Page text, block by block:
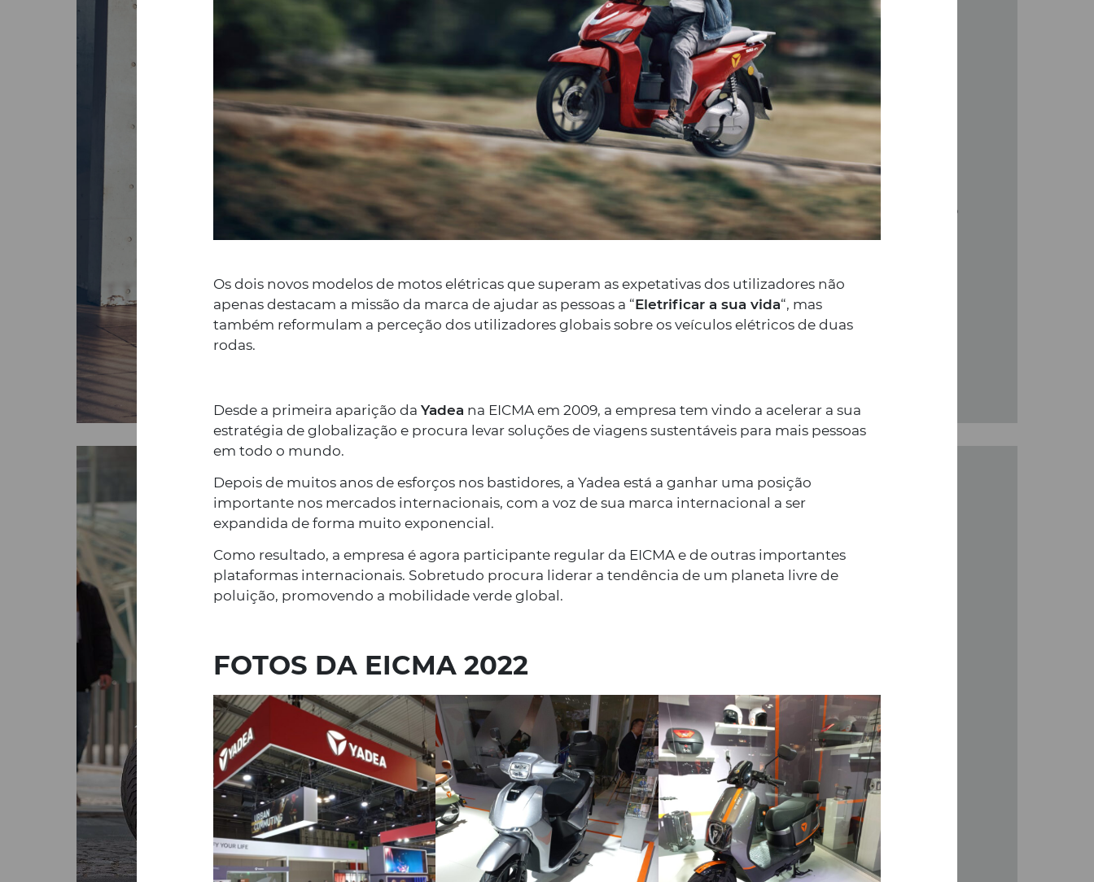
Os dois novos modelos de motos elétricas que superam as expetativas dos utilizadores não
apenas destacam a missão da marca de ajudar as pessoas a “Eletrificar a sua vida“, mas
também reformulam a perceção dos utilizadores globais sobre os veículos elétricos de duas
rodas.
Desde a primeira aparição daYadea na EICMA em 2009, a empresa tem vindo a acelerar a sua
estratégia de globalização e procura levar soluções de viagens sustentáveis para mais pessoas
em todo o mundo.
Depois de muitos anos de esforços nos bastidores, a Yadea está a ganhar uma posição
importante nos mercados internacionais, com a voz de sua marca internacional a ser
expandida de forma muito exponencial.
Como resultado, a empresa é agora participante regular da EICMA e de outras importantes
plataformas internacionais. Sobretudo procura liderar a tendência de um planeta livre de
poluição, promovendo a mobilidade verde global.
FOTOS DA EICMA 2022
03/05/2023
FUNDO AMBIENTAL – O
Incentivo está de volta
Estão abertas, a partir de hoje, dia 3 de maio de
2023 (Despacho n.º 5126/2023), as candidaturas do
Fundo Ambiental para o Incentivo pela
SABER MAIS
13/02/2023
mercado português, das Scooters 100% Elétricas
Y1S, Y1S PRO e E8S da Yadea, a marca líder
mundial de veículos elétricos de duas rodas.
SABER MAIS